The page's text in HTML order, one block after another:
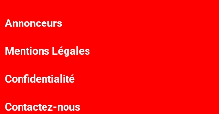
Annonceurs
Mentions Légales
Confidentialité
Contactez-nous